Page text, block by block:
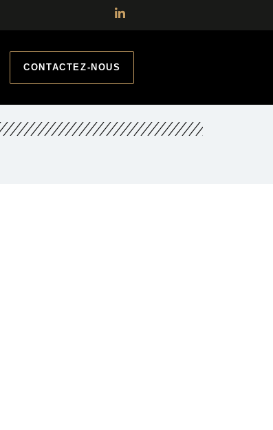
CONTACTEZ-NOUS